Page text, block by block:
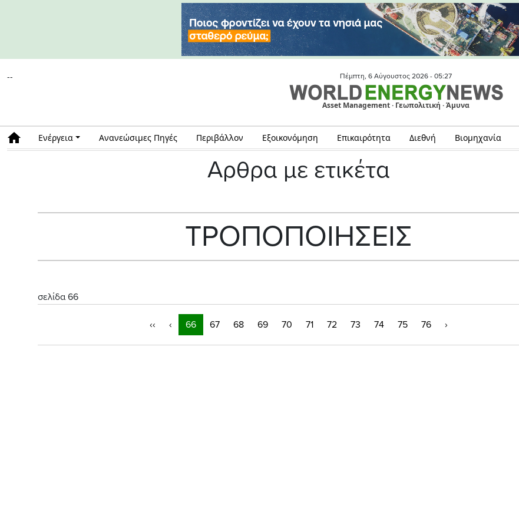
-- Πέμπτη, 6 Αύγουστος 2026 - 05:27
Asset Management · Γεωπολιτική · Άμυνα
Ενέργεια Ανανεώσιμες Πηγές Περιβάλλον Εξοικονόμηση Επικαιρότητα Διεθνή Βιομηχανία
Αρθρα με ετικέτα
ΤΡΟΠΟΠΟΙΗΣΕΙΣ
σελίδα 66
‹‹ ‹ 66 67 68 69 70 71 72 73 74 75 76 ›